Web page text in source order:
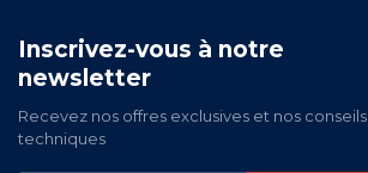
Inscrivez-vous à notre
newsletter
Recevez nos offres exclusives et nos conseils
techniques